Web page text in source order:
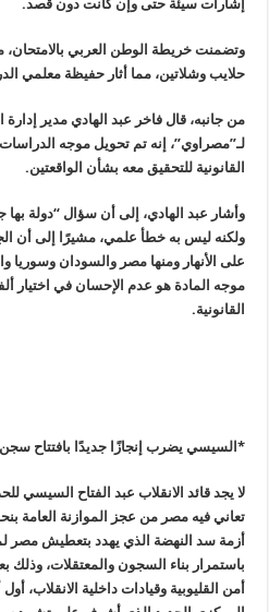
إشارات سيئة حتى وإن كانت دون قصد.
وتضمنت خريطة الوطن العربي
حلايب وشلاتين، مما أثار حفيظة معلمي
من جانبه، قال فاخر عبد الهادي مدير إدارة
لـ”مصراوي”، إنه تم تحويل موجه الدراسات
القانونية للتحقيق معه بشأن الواقعتين.
وأشار عبد الهادي، إلى أن سؤال “دولة
ولكنه ليس به خطأ علمي، مشيرًا إلى أن
على الأنهار ومنها مصر والسودان وسوريا
موجه المادة هو عدم الإحسان في اختيار
القانونية.
*السيسي يضرب إنجازًا جديدًا بافتتاح سجن
لا يجد قائد الانقلاب عبد الفتاح السيسي
أزمة سد النهضة الذي يهدد بتعطيش مصر
باستمرار بناء السجون والمعتقلات، وذلك
أمن القليوبية وقيادات داخلية